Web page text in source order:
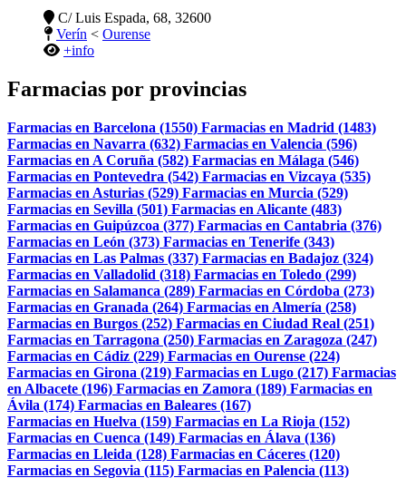
C/ Luis Espada, 68, 32600
Verín < Ourense
+info
Farmacias por provincias
Farmacias en Barcelona (1550) Farmacias en Madrid (1483)
Farmacias en Navarra (632) Farmacias en Valencia (596)
Farmacias en A Coruña (582) Farmacias en Málaga (546)
Farmacias en Pontevedra (542) Farmacias en Vizcaya (535)
Farmacias en Asturias (529) Farmacias en Murcia (529)
Farmacias en Sevilla (501) Farmacias en Alicante (483)
Farmacias en Guipúzcoa (377) Farmacias en Cantabria (376)
Farmacias en León (373) Farmacias en Tenerife (343)
Farmacias en Las Palmas (337) Farmacias en Badajoz (324)
Farmacias en Valladolid (318) Farmacias en Toledo (299)
Farmacias en Salamanca (289) Farmacias en Córdoba (273)
Farmacias en Granada (264) Farmacias en Almería (258)
Farmacias en Burgos (252) Farmacias en Ciudad Real (251)
Farmacias en Tarragona (250) Farmacias en Zaragoza (247)
Farmacias en Cádiz (229) Farmacias en Ourense (224)
Farmacias en Girona (219) Farmacias en Lugo (217) Farmacias
en Albacete (196) Farmacias en Zamora (189) Farmacias en
Ávila (174) Farmacias en Baleares (167)
Farmacias en Huelva (159) Farmacias en La Rioja (152)
Farmacias en Cuenca (149) Farmacias en Álava (136)
Farmacias en Lleida (128) Farmacias en Cáceres (120)
Farmacias en Segovia (115) Farmacias en Palencia (113)